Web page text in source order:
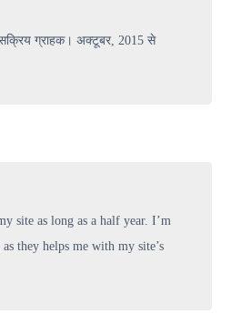
ग्राहक। अक्टूबर, 2015 से
site as long as a half year. I’m
they helps me with my site’s